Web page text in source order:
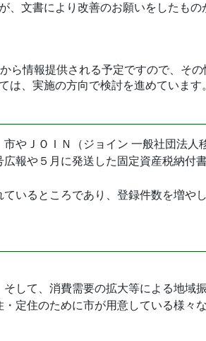
、文書により改善のお願いをしたもの
ら情報提供される予定ですので、その
、実施の方向で検討を進めています
やＪＯＩＮ（ジョイン 一般社団法人
報や５月に発送した固定資産税納付
いるところであり、登録件数を増や
して、消費需要の拡大等による地域
定住のために市が用意している様々